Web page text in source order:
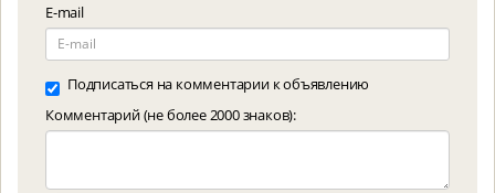
E-mail
Подписаться на комментарии к объявлению
Комментарий (не более 2000 знаков):